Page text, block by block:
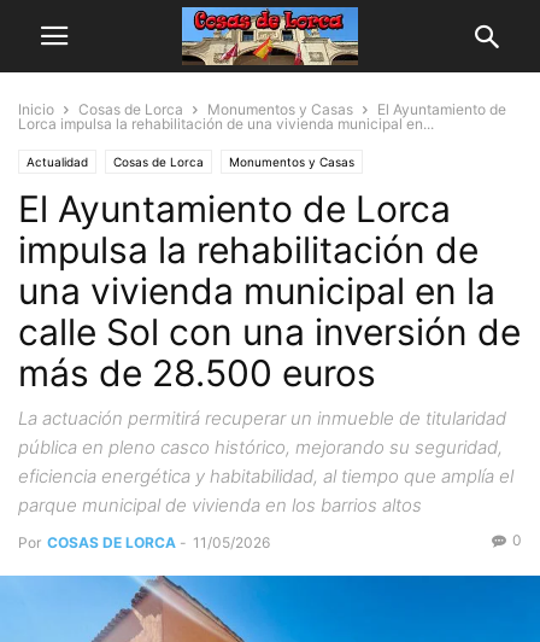
Inicio Cosas de Lorca Monumentos y Casas
El Ayuntamiento de
Lorca impulsa la rehabilitación de una vivienda municipal en...
Actualidad Cosas de Lorca Monumentos y Casas
El Ayuntamiento de Lorca
impulsa la rehabilitación de
una vivienda municipal en la
calle Sol con una inversión de
más de 28.500 euros
La actuación permitirá recuperar un inmueble de titularidad
pública en pleno casco histórico, mejorando su seguridad,
eficiencia energética y habitabilidad, al tiempo que amplía el
parque municipal de vivienda en los barrios altos
Por COSAS DE LORCA - 11/05/2026 0